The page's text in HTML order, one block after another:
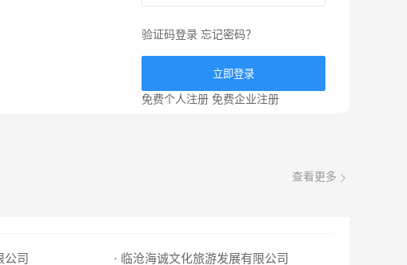
验证码登录 忘记密码？
立即登录
免费个人注册 免费企业注册
查看更多
公司
· 临沧海诚文化旅游发展有限公司